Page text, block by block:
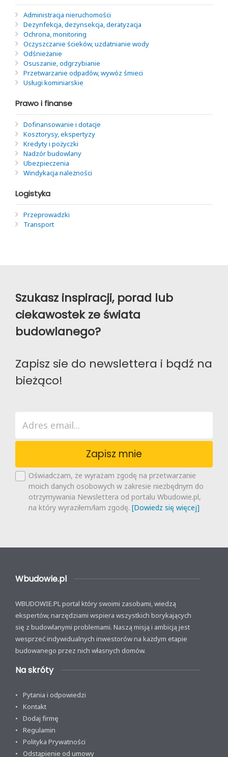
Administracja nieruchomości
Dezynfekcja, dezynsekcja, deratyzacja
Ochrona, monitoring
Oczyszczanie ścieków, uzdatnianie wody
Odśnieżanie
Osuszanie, odgrzybianie
Przetwarzanie odpadów, wywóz śmieci
Usługi kominiarskie
Prawo i finanse
Dofinansowanie i dotacje
Kosztorysy, ekspertyzy
Kredyty i pożyczki
Nadzór budowlany
Ubezpieczenia
Windykacja należności
Logistyka
Przeprowadzki
Transport
Szukasz inspiracji, porad lub
ciekawostek ze świata
budowlanego?
Zapisz sie do newslettera i bądź na
bieżąco!
Zapisz mnie
Oświadczam, że wyrażam zgodę na przetwarzanie
moich danych osobowych w zakresie niezbędnym do
otrzymywania Newslettera od portalu Wbudowie.pl,
na który wyraziłem/łam zgodę. [Dowiedz się więcej]
Wbudowie.pl
WBUDOWIE.PL portal który swoimi zasobami, wiedzą
ekspertów, narzędziami wspiera wszystkich borykających
się z budowlanymi problemami. Naszą misją i ambicją jest
wesprzeć indywidualnych inwestorów na każdym etapie
budowanego przez nich własnych domów.
Na skróty
Pytania i odpowiedzi
Kontakt
Dodaj firmę
Regulamin
Polityka Prywatności
Odstąpienie od umowy